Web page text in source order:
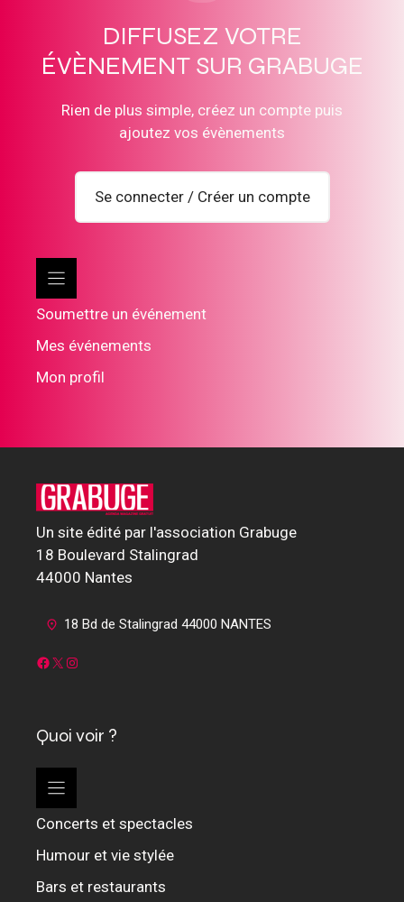
DIFFUSEZ VOTRE
ÉVÈNEMENT SUR GRABUGE
Rien de plus simple, créez un compte puis
ajoutez vos évènements
Se connecter / Créer un compte
Soumettre un événement
Mes événements
Mon profil
Un site édité par l'association Grabuge
18 Boulevard Stalingrad
44000 Nantes
18 Bd de Stalingrad 44000 NANTES
Facebook
X Instagram
Quoi voir ?
Concerts et spectacles
Humour et vie stylée
Bars et restaurants